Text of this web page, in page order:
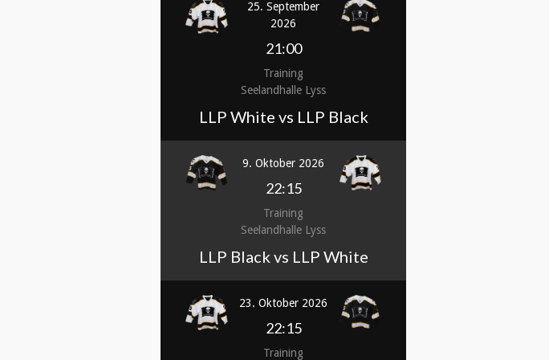
25. September
2026
21:00
Training
Seelandhalle Lyss
LLP White vs LLP Black
9. Oktober 2026
22:15
Training
Seelandhalle Lyss
LLP Black vs LLP White
23. Oktober 2026
22:15
Training